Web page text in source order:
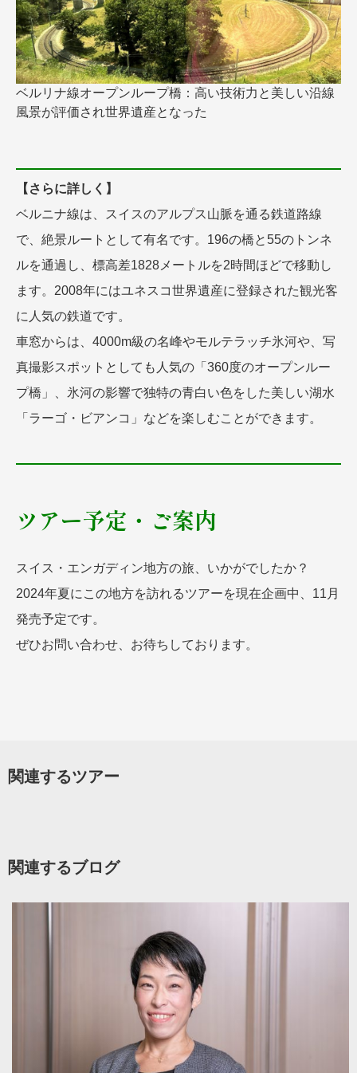
ベルリナ線オープンループ橋：高い技術力と美しい沿線
風景が評価され世界遺産となった
【さらに詳しく】
ベルニナ線は、スイスのアルプス山脈を通る鉄道路線
で、絶景ルートとして有名です。196の橋と55のトンネ
ルを通過し、標高差1828メートルを2時間ほどで移動し
ます。2008年にはユネスコ世界遺産に登録された観光客
に人気の鉄道です。
車窓からは、4000m級の名峰やモルテラッチ氷河や、写
真撮影スポットとしても人気の「360度のオープンルー
プ橋」、氷河の影響で独特の青白い色をした美しい湖水
「ラーゴ・ビアンコ」などを楽しむことができます。
ツアー予定・ご案内
スイス・エンガディン地方の旅、いかがでしたか？
2024年夏にこの地方を訪れるツアーを現在企画中、11月
発売予定です。
ぜひお問い合わせ、お待ちしております。
関連するツアー
関連するブログ